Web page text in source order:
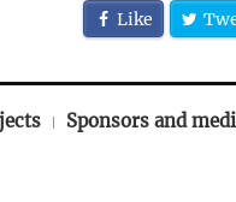
Like
Sponsors and